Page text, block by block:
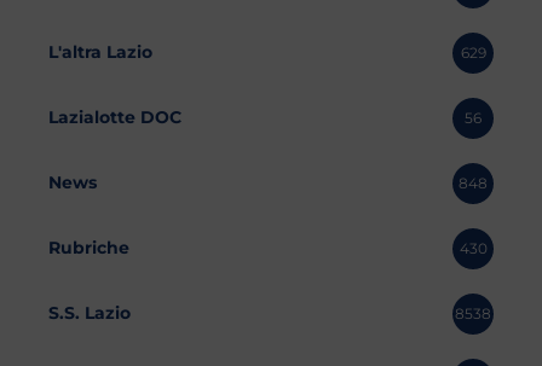
L'altra Lazio 629
Lazialotte DOC 56
News 848
Rubriche 430
S.S. Lazio 8538